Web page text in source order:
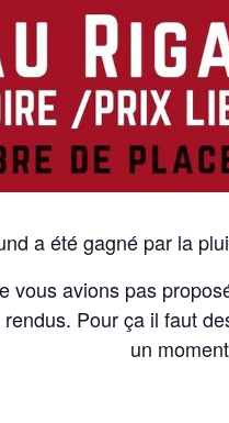
a été gagné par la
avions pas
Pour ça il faut
un